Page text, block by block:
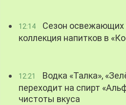
12:14
Сезон освежающих
коллекция напитков в
12:21
Водка «Талка»,
переходит на спирт
чистоты вкуса